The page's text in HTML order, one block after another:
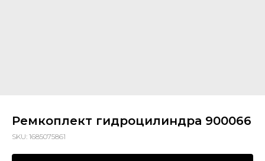
Ремкоплект гидроцилиндра 900066
SKU: 1685075861